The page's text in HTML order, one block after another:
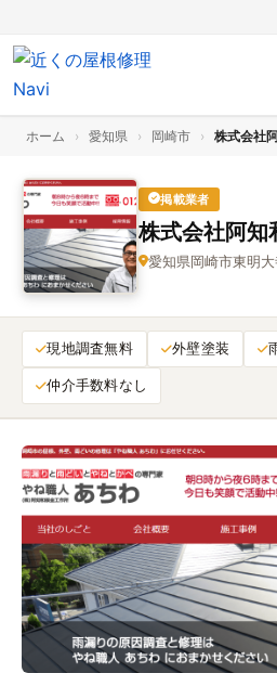
ホーム › 愛知県 › 岡崎市 › 株式会社
掲載業者
株式会社阿知
愛知県岡崎市東明
現地調査無料 外壁塗装
仲介手数料なし